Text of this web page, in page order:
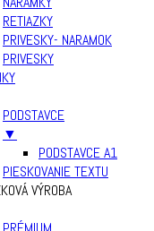
RETIAZKY
PRIVESKY- NARAMOK
PRIVESKY
PODSTAVCE
▼
PODSTAVCE A1
PIESKOVANIE TEXTU
VÝROBA